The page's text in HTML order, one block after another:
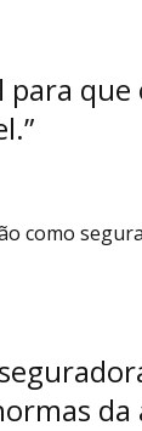
para
como
da